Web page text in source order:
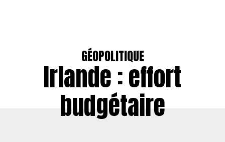
GÉOPOLITIQUE
Irlande : effort
budgétaire